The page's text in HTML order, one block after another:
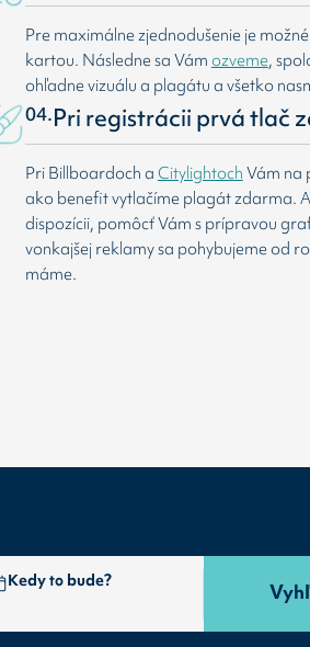
Pre maximálne zjednodušenie je
kartou. Následne sa Vámozveme,
ohľadne vizuálu a plagátu a všetko
04.Pri registrácii prvá tlač
Pri Billboardoch aCitylightochVám na
ako benefit vytlačíme plagát zdarma.
dispozícii, pomôcť Vám s prípravou
vonkajšej reklamy sa pohybujeme od
máme.
Kedy to bude?